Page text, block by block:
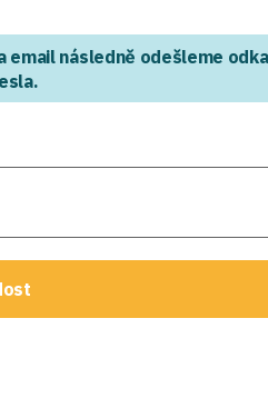
email následně odešleme